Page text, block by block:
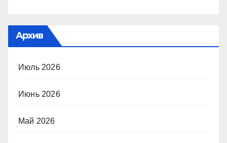
Архив
Июль 2026
Июнь 2026
Май 2026